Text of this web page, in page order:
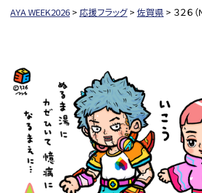
AYA WEEK2026 > 応援フラッグ> 佐賀県 > ３２６